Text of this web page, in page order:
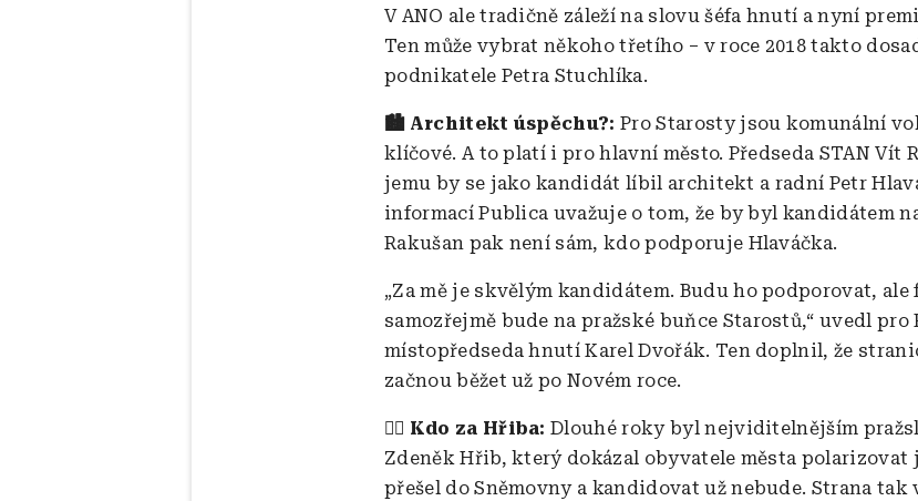
V ANO ale tradičně záleží na slovu šéfa hnutí a nyní
Ten může vybrat někoho třetího – v roce 2018 takto
podnikatele Petra Stuchlíka.
🏙️ Architekt úspěchu?:Pro Starosty jsou komunální
klíčové. A to platí i pro hlavní město. Předseda STAN Vít
jemu by se jako kandidát líbil architekt a radní Petr
informací Publica uvažuje o tom, že by byl kandidátem
Rakušan pak není sám, kdo podporuje Hlaváčka.
„Za mě je skvělým kandidátem. Budu ho podporovat,
samozřejmě bude na pražské buňce Starostů,“ uvedl pro
místopředseda hnutí Karel Dvořák. Ten doplnil, že
začnou běžet už po Novém roce.
🏴‍☠️ Kdo za Hřiba:Dlouhé roky byl nejviditelnějším
Zdeněk Hřib, který dokázal obyvatele města polarizovat
přešel do Sněmovny a kandidovat už nebude. Strana tak